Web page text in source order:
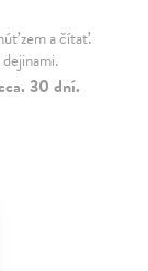
zem a čítať.
30 dní.